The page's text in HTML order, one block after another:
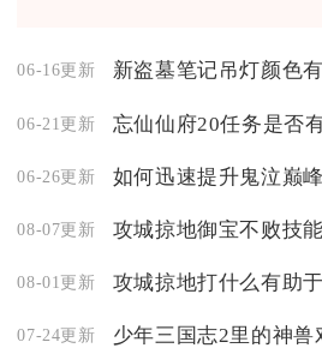
06-16更新
06-21更新 忘仙仙府20任务是否
06-26更新
08-07更新
08-01更新 攻城掠地打什么有助
07-24更新